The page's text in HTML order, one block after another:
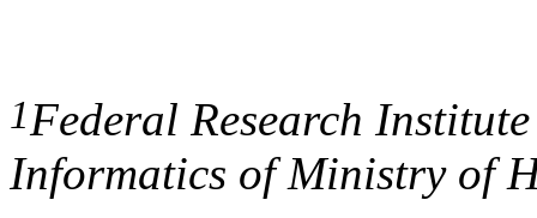
1Federal Research
Informatics of Ministry of